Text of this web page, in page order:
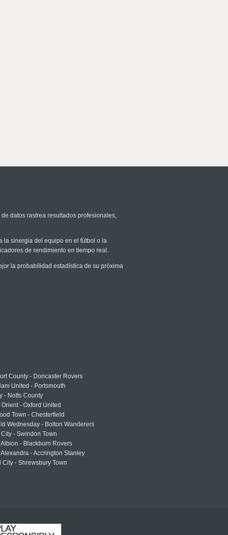
de datos rastrea resultados profesionales,
la sinergia del equipo en el fútbol o la
de rendimiento en tiempo real.
la probabilidad estadística de su próxima
County - Doncaster Rovers
United - Portsmouth
- Notts County
Orient - Oxford United
Town - Chesterfield
Wednesday - Bolton Wanderers
- Swindon Town
Albion - Blackburn Rovers
- Accrington Stanley
City - Shrewsbury Town